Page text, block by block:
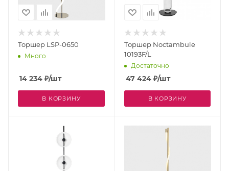
Торшер LSP-0650
Много
14 234 ₽/шт
В КОРЗИНУ
Торшер Noctambule
10193F/L
Достаточно
47 424₽/шт
В КОРЗИНУ